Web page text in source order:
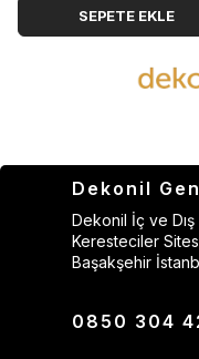
SEPETE EKLE
Dekonil
Dekonil İç ve
Keresteciler
Başakşehir
0850 304